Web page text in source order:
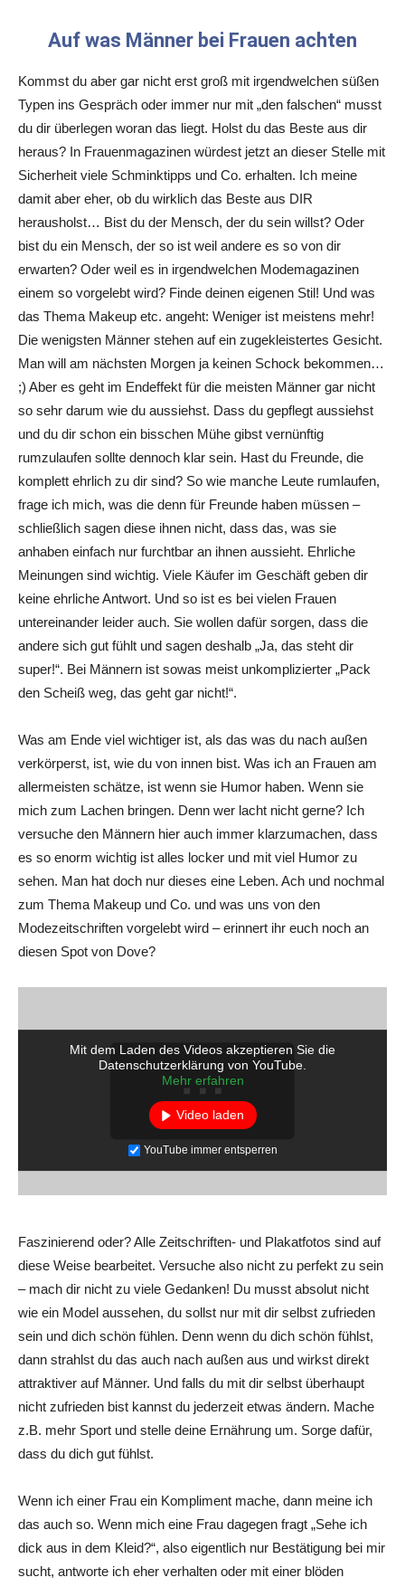
Auf was Männer bei Frauen achten
Kommst du aber gar nicht erst groß mit irgendwelchen süßen
Typen ins Gespräch oder immer nur mit „den falschen“ musst
du dir überlegen woran das liegt. Holst du das Beste aus dir
heraus? In Frauenmagazinen würdest jetzt an dieser Stelle mit
Sicherheit viele Schminktipps und Co. erhalten. Ich meine
damit aber eher, ob du wirklich das Beste aus DIR
herausholst… Bist du der Mensch, der du sein willst? Oder
bist du ein Mensch, der so ist weil andere es so von dir
erwarten? Oder weil es in irgendwelchen Modemagazinen
einem so vorgelebt wird? Finde deinen eigenen Stil! Und was
das Thema Makeup etc. angeht: Weniger ist meistens mehr!
Die wenigsten Männer stehen auf ein zugekleistertes Gesicht.
Man will am nächsten Morgen ja keinen Schock bekommen…
;) Aber es geht im Endeffekt für die meisten Männer gar nicht
so sehr darum wie du aussiehst. Dass du gepflegt aussiehst
und du dir schon ein bisschen Mühe gibst vernünftig
rumzulaufen sollte dennoch klar sein. Hast du Freunde, die
komplett ehrlich zu dir sind? So wie manche Leute rumlaufen,
frage ich mich, was die denn für Freunde haben müssen –
schließlich sagen diese ihnen nicht, dass das, was sie
anhaben einfach nur furchtbar an ihnen aussieht. Ehrliche
Meinungen sind wichtig. Viele Käufer im Geschäft geben dir
keine ehrliche Antwort. Und so ist es bei vielen Frauen
untereinander leider auch. Sie wollen dafür sorgen, dass die
andere sich gut fühlt und sagen deshalb „Ja, das steht dir
super!“. Bei Männern ist sowas meist unkomplizierter „Pack
den Scheiß weg, das geht gar nicht!“.
Was am Ende viel wichtiger ist, als das was du nach außen
verkörperst, ist, wie du von innen bist. Was ich an Frauen am
allermeisten schätze, ist wenn sie Humor haben. Wenn sie
mich zum Lachen bringen. Denn wer lacht nicht gerne? Ich
versuche den Männern hier auch immer klarzumachen, dass
es so enorm wichtig ist alles locker und mit viel Humor zu
sehen. Man hat doch nur dieses eine Leben. Ach und nochmal
zum Thema Makeup und Co. und was uns von den
Modezeitschriften vorgelebt wird – erinnert ihr euch noch an
diesen Spot von Dove?
Mit dem Laden des Videos akzeptieren Sie die
Datenschutzerklärung von YouTube.
Mehr erfahren
Video laden
YouTube immer entsperren
Faszinierend oder? Alle Zeitschriften- und Plakatfotos sind auf
diese Weise bearbeitet. Versuche also nicht zu perfekt zu sein
– mach dir nicht zu viele Gedanken! Du musst absolut nicht
wie ein Model aussehen, du sollst nur mit dir selbst zufrieden
sein und dich schön fühlen. Denn wenn du dich schön fühlst,
dann strahlst du das auch nach außen aus und wirkst direkt
attraktiver auf Männer. Und falls du mit dir selbst überhaupt
nicht zufrieden bist kannst du jederzeit etwas ändern. Mache
z.B. mehr Sport und stelle deine Ernährung um. Sorge dafür,
dass du dich gut fühlst.
Wenn ich einer Frau ein Kompliment mache, dann meine ich
das auch so. Wenn mich eine Frau dagegen fragt „Sehe ich
dick aus in dem Kleid?“, also eigentlich nur Bestätigung bei mir
sucht, antworte ich eher verhalten oder mit einer blöden